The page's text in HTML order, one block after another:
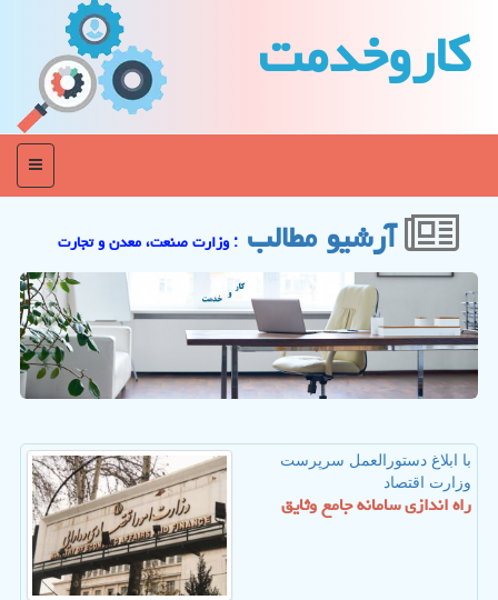
كاروخدمت
منو
آرشیو مطالب : وزارت صنعت، معدن و تجارت
با ابلاغ دستورالعمل سرپرست
وزارت اقتصاد
راه اندازی سامانه جامع وثایق